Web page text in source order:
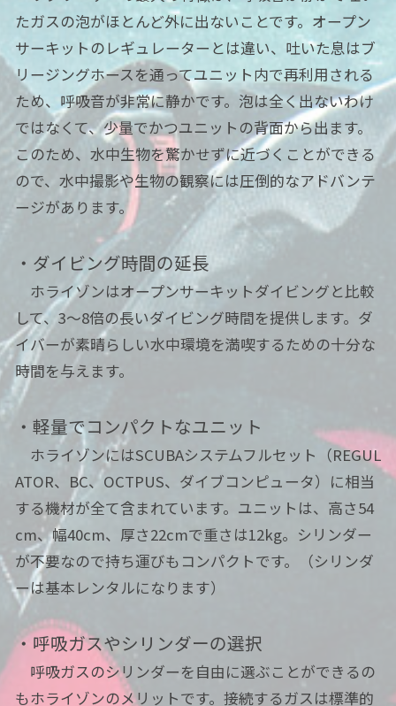
たガスの泡がほとんど外に出ないことです。オープン
サーキットのレギュレーターとは違い、吐いた息はブ
リージングホースを通ってユニット内で再利用される
ため、呼吸音が非常に静かです。泡は全く出ないわけ
ではなくて、少量でかつユニットの背面から出ます。
このため、水中生物を驚かせずに近づくことができる
ので、水中撮影や生物の観察には圧倒的なアドバンテ
ージがあります。
・ダイビング時間の延長
ホライゾンはオープンサーキットダイビングと比較
して、3〜8倍の長いダイビング時間を提供します。ダ
イバーが素晴らしい水中環境を満喫するための十分な
時間を与えます。
・軽量でコンパクトなユニット
ホライゾンにはSCUBAシステムフルセット（REGUL
ATOR、BC、OCTPUS、ダイブコンピュータ）に相当
する機材が全て含まれています。ユニットは、高さ54
cm、幅40cm、厚さ22cmで重さは12kg。シリンダー
が不要なので持ち運びもコンパクトです。（シリンダ
ーは基本レンタルになります）
・呼吸ガスやシリンダーの選択
呼吸ガスのシリンダーを自由に選ぶことができるの
もホライゾンのメリットです。接続するガスは標準的